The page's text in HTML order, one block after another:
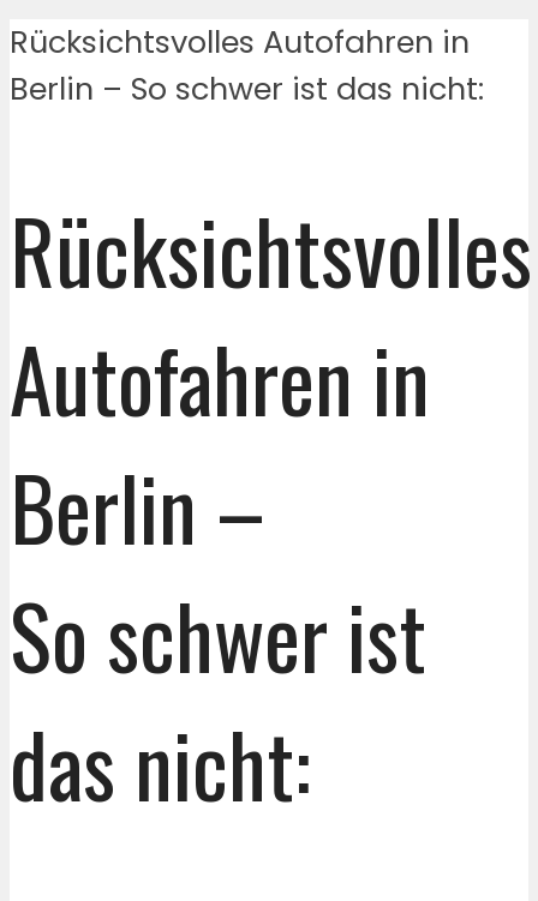
Rücksichtsvolles Autofahren in
Berlin – So schwer ist das nicht:
Rücksichtsvolles
Autofahren in
Berlin –
So schwer ist
das nicht: